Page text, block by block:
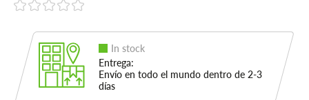
In stock
Entrega:
Envío en todo el mundo dentro de 2-3
días